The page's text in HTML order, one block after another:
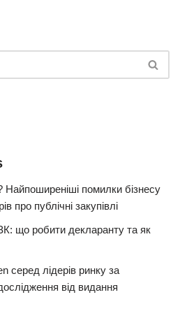
помилки бізнесу
про публічні закупівлі
що робити декларанту та як
серед лідерів ринку за
від видання